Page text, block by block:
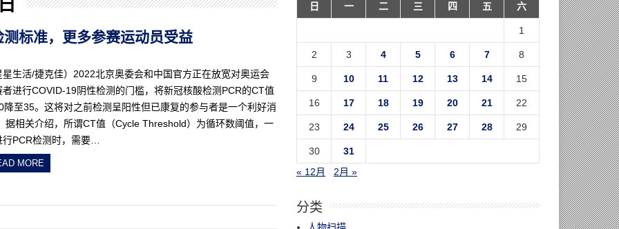
标准，更多参赛运动员受益
星生活/捷克佳）2022北京奥委会和中国官方正在放宽对奥运会
者进行COVID-19阴性检测的门槛，将新冠核酸检测PCR的CT值
降至35。这将对之前检测呈阳性但已康复的参与者是一个利好消
据相关介绍，所谓CT值（Cycle Threshold）为循环数阈值，一
行PCR检测时，需要…
MORE
日
一 二 三 四 五 六
1
2 3 4 5 6 7 8
9 10 11 12 13 14 15
16 17 18 19 20 21 22
23 24 25 26 27 28 29
30
31
« 12月
2月 »
分类
人物扫描